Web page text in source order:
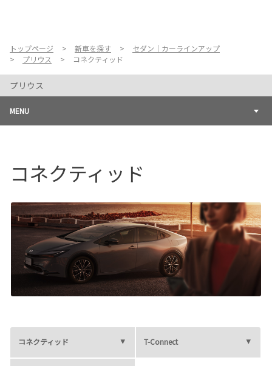
新車を探す
中古車を探す
お得情報
地域応援活動
企業情報
採用情報
法人のお客様
各種予約
0800-080-5365
トップページ 新車を探す
セダン｜カーラインアップ
プリウス
コネクティッド
プリウス
MENU
コネクティッド
コネクティッド T-Connect